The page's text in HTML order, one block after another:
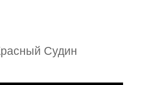
Судин